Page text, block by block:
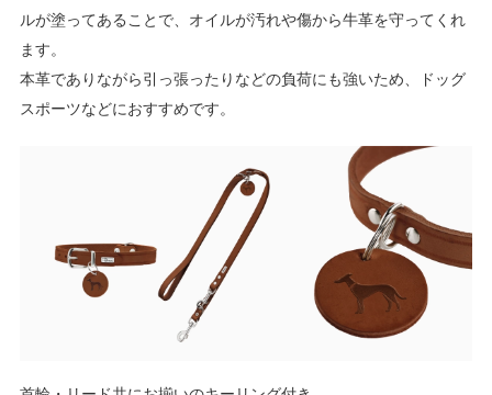
ルが塗ってあることで、オイルが汚れや傷から牛革を守ってくれ
ます。
本革でありながら引っ張ったりなどの負荷にも強いため、ドッグ
スポーツなどにおすすめです。